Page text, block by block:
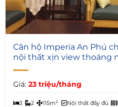
6
Căn hộ Imperia An Phú
nội thất xịn view thoáng
Giá: 23 triệu/tháng
3 2 115m² Nội thất đầy đủ